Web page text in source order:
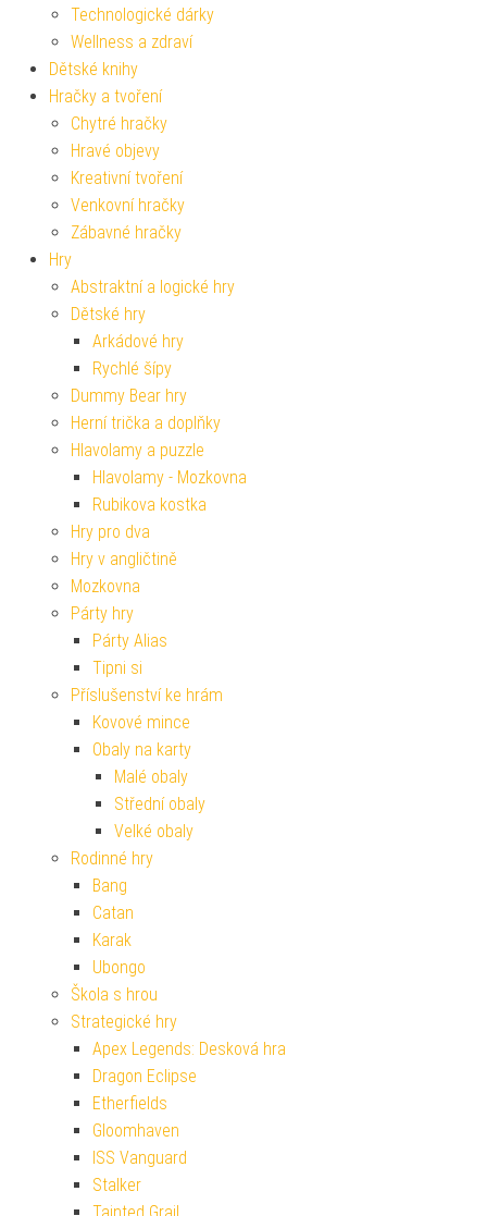
Technologické dárky
Wellness a zdraví
Dětské knihy
Hračky a tvoření
Chytré hračky
Hravé objevy
Kreativní tvoření
Venkovní hračky
Zábavné hračky
Hry
Abstraktní a logické hry
Dětské hry
Arkádové hry
Rychlé šípy
Dummy Bear hry
Herní trička a doplňky
Hlavolamy a puzzle
Hlavolamy - Mozkovna
Rubikova kostka
Hry pro dva
Hry v angličtině
Mozkovna
Párty hry
Párty Alias
Tipni si
Příslušenství ke hrám
Kovové mince
Obaly na karty
Malé obaly
Střední obaly
Velké obaly
Rodinné hry
Bang
Catan
Karak
Ubongo
Škola s hrou
Strategické hry
Apex Legends: Desková hra
Dragon Eclipse
Etherfields
Gloomhaven
ISS Vanguard
Stalker